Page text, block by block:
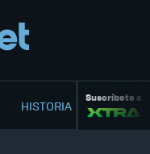
HISTORIA Suscríbete a